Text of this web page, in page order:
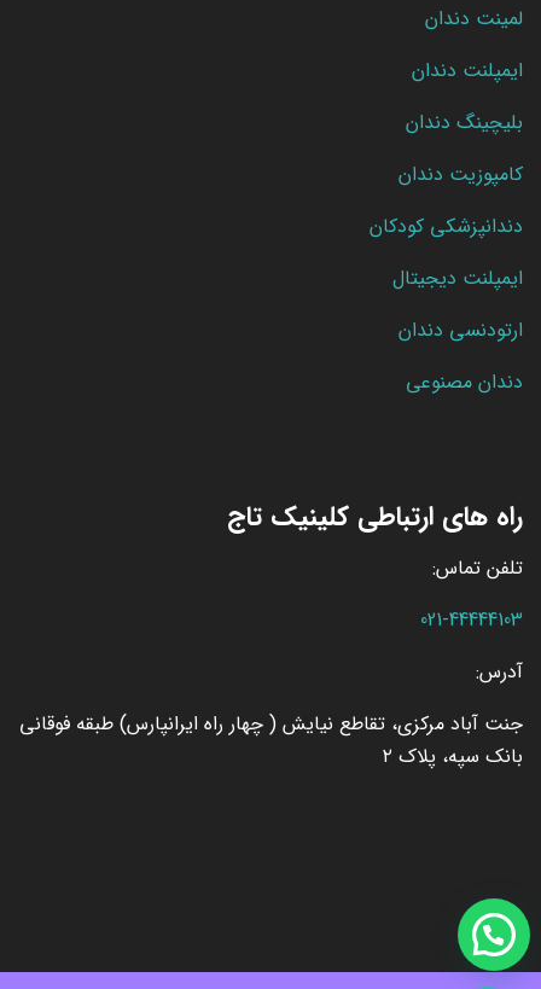
لمینت دندان
ایمپلنت دندان
بلیچینگ دندان
کامپوزیت دندان
دندانپزشکی کودکان
ایمپلنت دیجیتال
ارتودنسی دندان
دندان مصنوعی
راه های ارتباطی کلینیک تاج
تلفن تماس:
021-44444103
آدرس:
جنت آباد مرکزی، تقاطع نیایش ( چهار راه ایرانپارس) طبقه فوقانی
بانک سپه، پلاک ۲